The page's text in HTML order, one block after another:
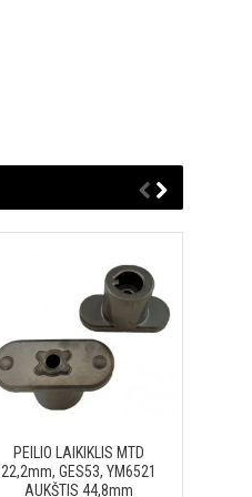
PEILIO LAIKIKLIS MTD
22,2mm, GES53, YM6521
AUKŠTIS 44,8mm